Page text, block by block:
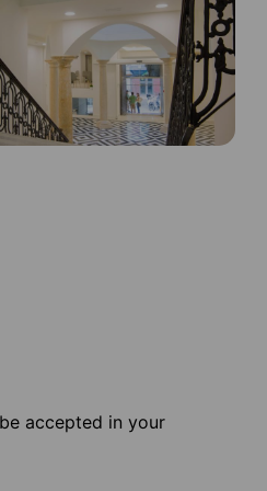
accepted in your